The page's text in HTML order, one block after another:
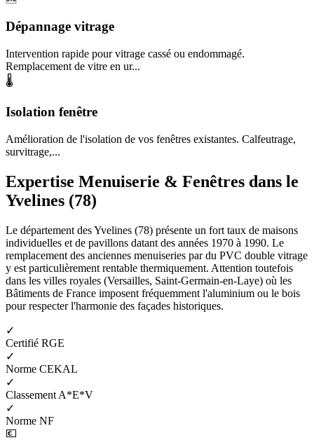
Dépannage vitrage
Intervention rapide pour vitrage cassé ou endommagé.
Remplacement de vitre en ur...
🌡️
Isolation fenêtre
Amélioration de l'isolation de vos fenêtres existantes. Calfeutrage,
survitrage,...
Expertise Menuiserie & Fenêtres dans le
Yvelines (78)
Le département des Yvelines (78) présente un fort taux de maisons
individuelles et de pavillons datant des années 1970 à 1990. Le
remplacement des anciennes menuiseries par du PVC double vitrage
y est particulièrement rentable thermiquement. Attention toutefois
dans les villes royales (Versailles, Saint-Germain-en-Laye) où les
Bâtiments de France imposent fréquemment l'aluminium ou le bois
pour respecter l'harmonie des façades historiques.
✓
Certifié RGE
✓
Norme CEKAL
✓
Classement A*E*V
✓
Norme NF
💶